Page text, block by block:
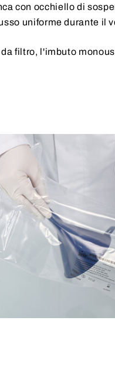
con occhiello di
uniforme durante il
filtro, l'imbuto